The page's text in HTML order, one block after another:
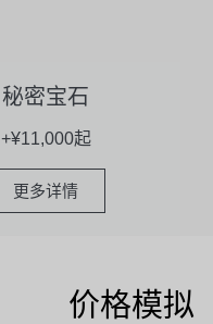
秘密宝石
+¥11,000起
更多详情
价格模拟